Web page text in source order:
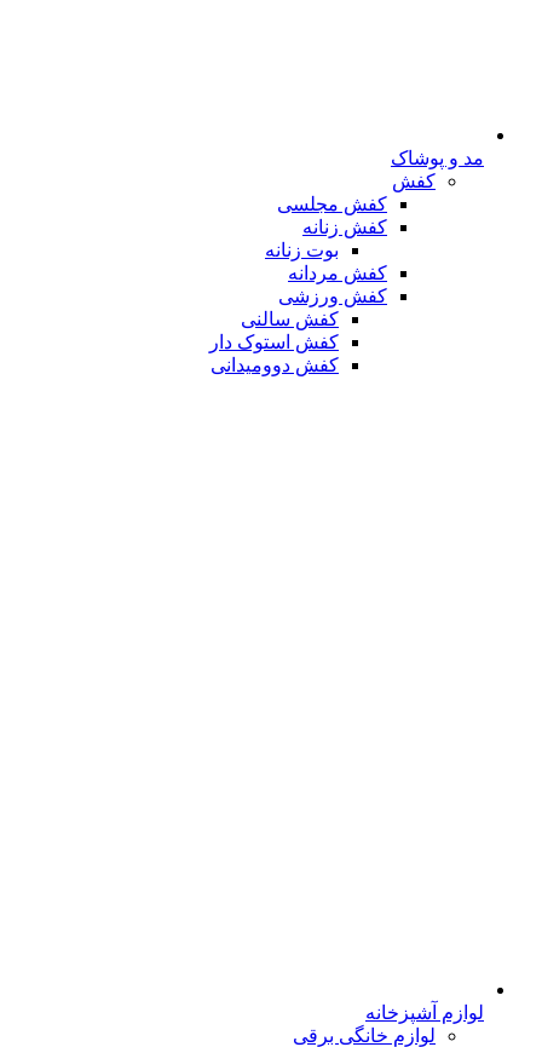
مد و پوشاک
کفش
کفش مجلسی
کفش زنانه
بوت زنانه
کفش مردانه
کفش ورزشی
کفش سالنی
کفش استوک دار
کفش دوومیدانی
لوازم آشپزخانه
لوازم خانگی برقی